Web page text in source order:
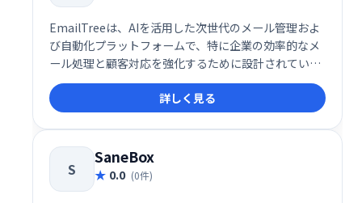
EmailTreeは、AIを活用した次世代のメール管理およ
び自動化プラットフォームで、特に企業の効率的なメ
ール処理と顧客対応を強化するために設計されていま
す。このサービスは、AIによるメールの分類、返信提
案、センチメント分析を統合し、受信トレイ管理の生
産性を劇的に向上させます。
詳しく見る
S
SaneBox
0.0 (0件)